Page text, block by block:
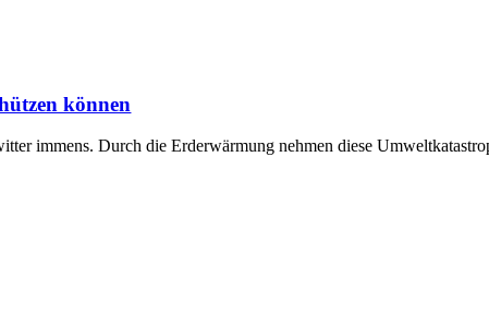
können
immens. Durch die Erderwärmung nehmen diese